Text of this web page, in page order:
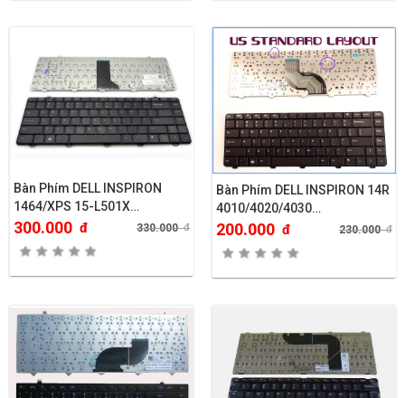
Bàn Phím DELL INSPIRON
1464/XPS 15-L501X…
300.000 đ 330.000đ
Bàn Phím DELL INSPIRON 14R
4010/4020/4030…
200.000 đ 230.000đ